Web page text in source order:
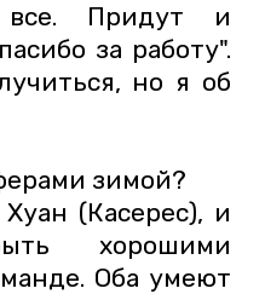
все. Придут и
за работу".
но я об
зимой?
(Касерес), и
хорошими
Оба умеют